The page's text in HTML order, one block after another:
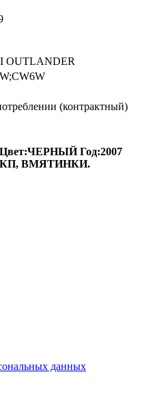
OUTLANDER
(контрактный)
Год:2007
ВМЯТИНКИ.
данных